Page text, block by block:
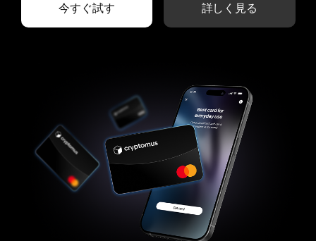
今すぐ試す 詳しく見る